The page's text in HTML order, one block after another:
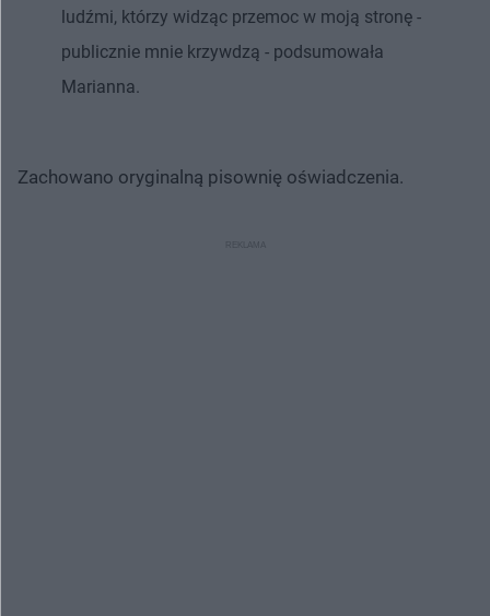
ludźmi, którzy widząc przemoc w moją stronę -
publicznie mnie krzywdzą - podsumowała
Marianna.
Zachowano oryginalną pisownię oświadczenia.